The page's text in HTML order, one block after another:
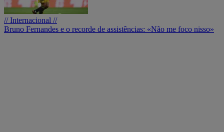
// Internacional //
Bruno Fernandes e o recorde de assistências: «Não me foco nisso»